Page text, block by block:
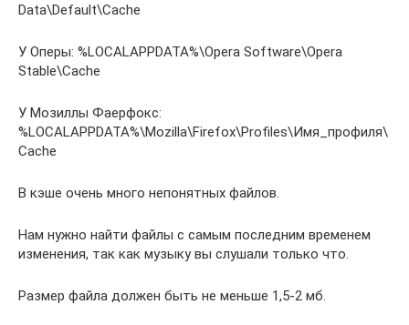
Data\Default\Cache
У Оперы: %LOCALAPPDATA%\Opera Software\Opera
Stable\Cache
У Мозиллы Фаерфокс:
%LOCALAPPDATA%\Mozilla\Firefox\Profiles\Имя_профиля\
Cache
В кэше очень много непонятных файлов.
Нам нужно найти файлы с самым последним временем
изменения, так как музыку вы слушали только что.
Размер файла должен быть не меньше 1,5-2 мб.